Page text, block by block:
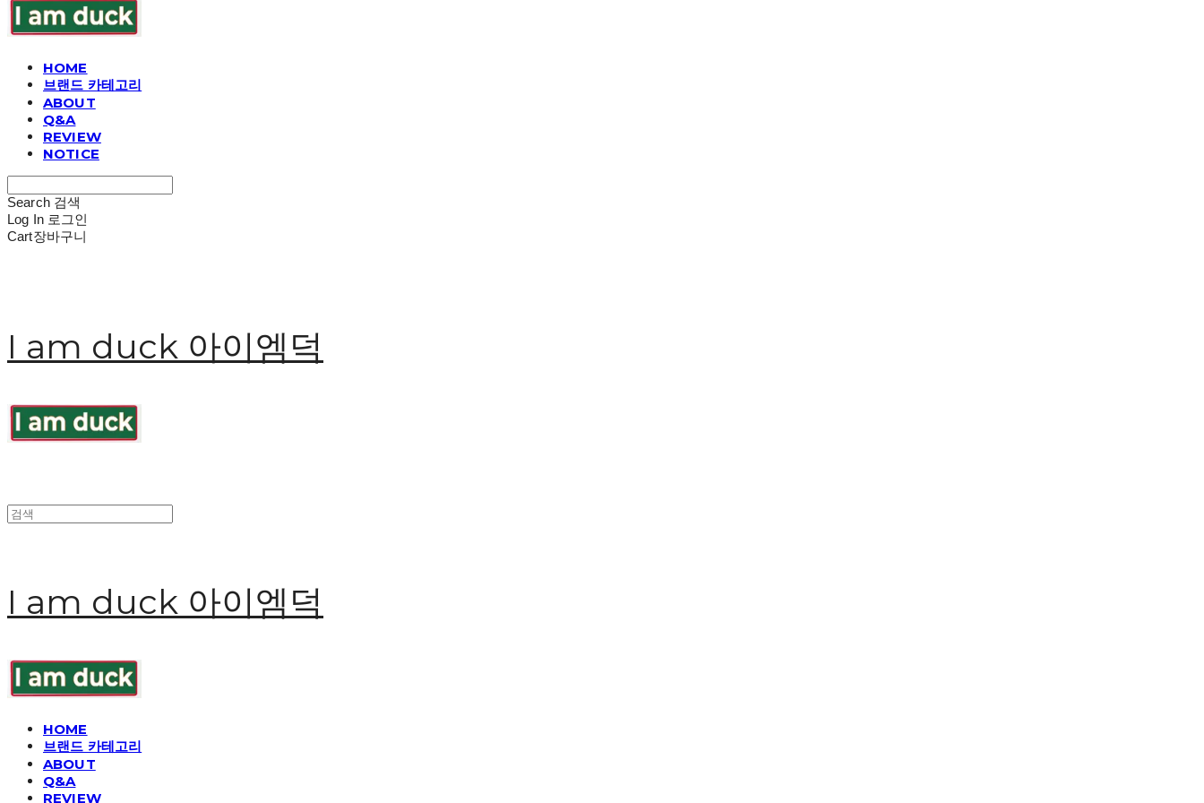
HOME
브랜드 카테고리
ABOUT
Q&A
REVIEW
NOTICE
Search 검색
Log In 로그인
Cart장바구니
I am duck 아이엠덕
I am duck 아이엠덕
HOME
브랜드 카테고리
ABOUT
Q&A
REVIEW